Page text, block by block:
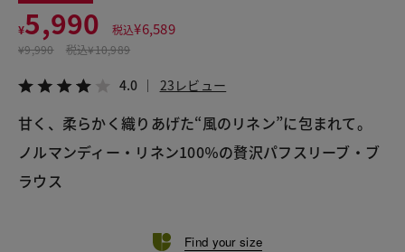
¥5,990 税込¥6,589
¥9,990 税込¥10,989
4.0 23レビュー
甘く、柔らかく織りあげた“風のリネン”に包まれて。
ノルマンディー・リネン100％の贅沢パフスリーブ・ブ
ラウス
Find your size
¥5,990
税込¥6,589
LINE X メール